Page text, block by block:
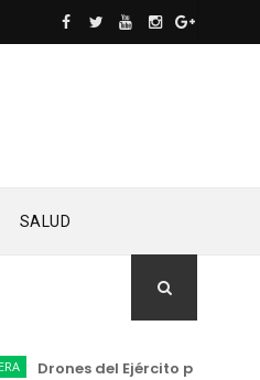
SALUD
Drones del Ejército permiten